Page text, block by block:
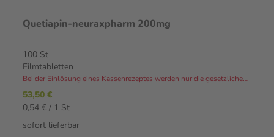
Quetiapin-neuraxpharm 200mg
100 St
Filmtabletten
Bei der Einlösung eines Kassenrezeptes werden nur die gesetzlichen Zuzahlungen und Eigenanteile in Rechnung gestellt.⁴
53,50 €
0,54 € / 1 St
sofort lieferbar